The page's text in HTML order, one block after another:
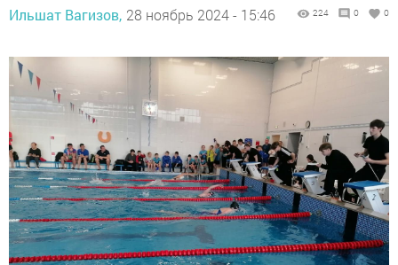
Ильшат Вагизов, 28 ноябрь 2024 - 15:46 224 0 0